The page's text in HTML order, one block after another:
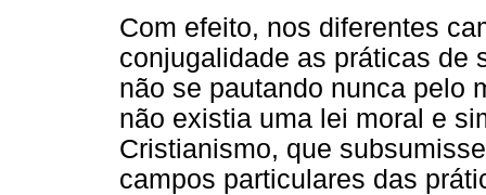
Com efeito, nos diferentes
conjugalidade as práticas de
não se pautando nunca pelo
não existia uma lei moral e
Cristianismo, que
campos particulares das